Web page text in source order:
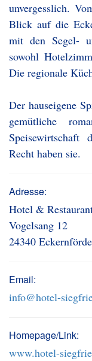
unvergesslich.
Blick auf die
mit den Segel-
sowohl
Die regionale
Der hauseigene
gemütliche
Recht haben sie.
Adresse:
Hotel &
Vogelsang 12
24340 Eckernförde
Email:
info@hotel-
Homepage/Link:
www.hotel-